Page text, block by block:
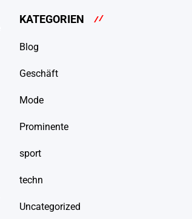
KATEGORIEN
Blog
Geschäft
Mode
Prominente
sport
techn
Uncategorized